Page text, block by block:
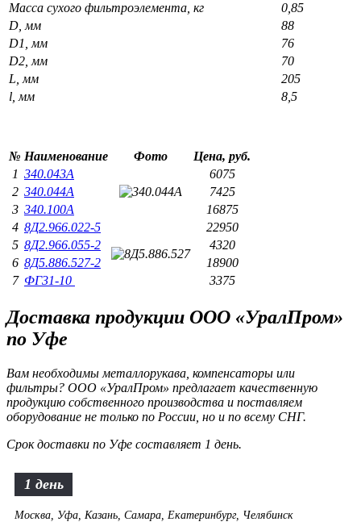
Масса сухого фильтроэлемента, кг
0,85
D, мм
88
D1, мм
76
D2, мм
70
L, мм
205
l, мм
8,5
№ Наименование Фото
Цена, руб.
1 340.043А
6075
2 340.044А
7425
3 340.100А
16875
4 8Д2.966.022-5
22950
5 8Д2.966.055-2
4320
6 8Д5.886.527-2
18900
7 ФГ31-10 3375
Доставка продукции ООО «УралПром»
по Уфе
Вам необходимы металлорукава, компенсаторы или
фильтры? ООО «УралПром» предлагает качественную
продукцию собственного производства и поставляем
оборудование не только по России, но и по всему СНГ.
Срок доставки по Уфе составляет 1 день.
1 день
Москва, Уфа, Казань, Самара, Екатеринбург, Челябинск